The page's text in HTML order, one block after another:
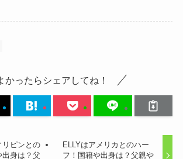
かったらシェアしてね！
リピンとの
身は？父
ELLYはアメリカとのハー
フ！国籍や出身は？父親や